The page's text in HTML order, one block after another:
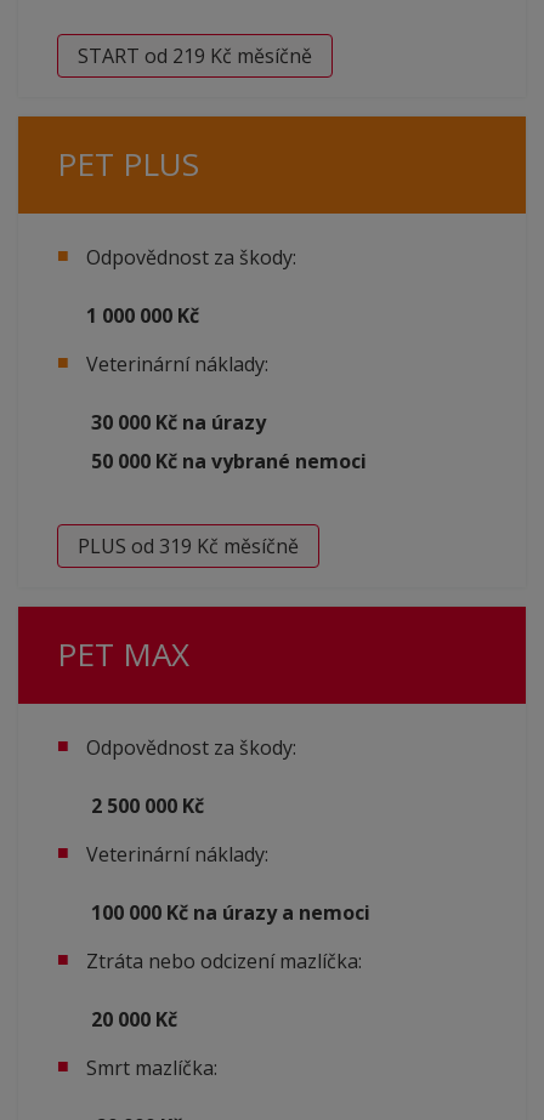
START od 219 Kč měsíčně
PET PLUS
Odpovědnost za škody:
1 000 000 Kč
Veterinární náklady:
30 000 Kč na úrazy
50 000 Kč na vybrané nemoci
PLUS od 319 Kč měsíčně
PET MAX
Odpovědnost za škody:
2 500 000 Kč
Veterinární náklady:
100 000 Kč na úrazy a nemoci
Ztráta nebo odcizení mazlíčka:
20 000 Kč
Smrt mazlíčka: